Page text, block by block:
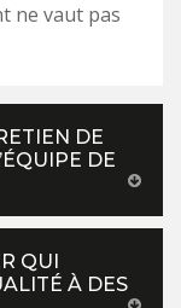
ne vaut pas
DE
DE
QUI
À DES